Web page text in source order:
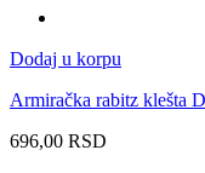
Dodaj u korpu
Armiračka rabitz klešta
696,00 RSD